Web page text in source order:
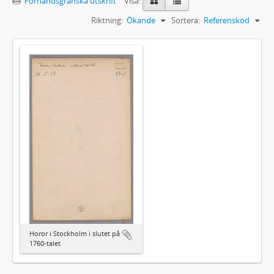
Sortera: Referenskod
Riktning: Ökande
Horor i Stockholm i slutet på
1760-talet